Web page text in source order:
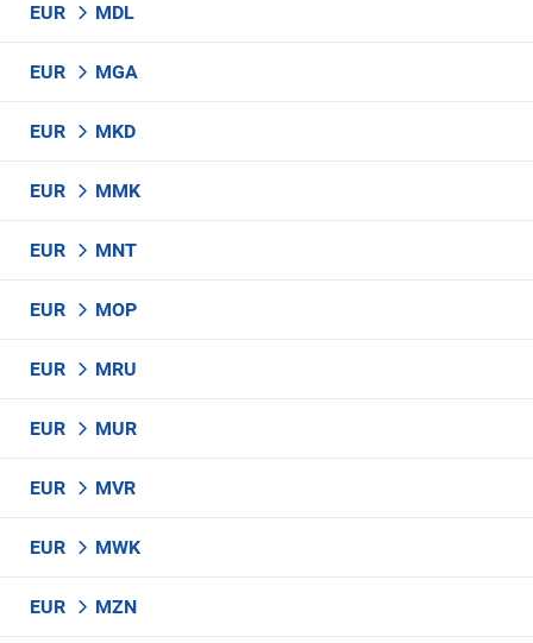
EUR MDL
EUR MGA
EUR MKD
EUR MMK
EUR MNT
EUR MOP
EUR MRU
EUR MUR
EUR MVR
EUR MWK
EUR MZN